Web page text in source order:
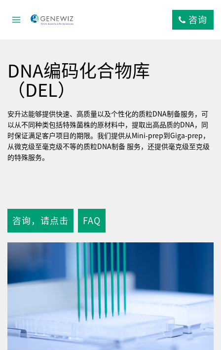
咨询
DNA编码化合物库
（DEL）
安升达能够提供快速、高质量以及个性化的质粒DNA制备服务，可
以从不同种类包括特殊菌株的原材料中，提取出高品质的DNA，同
时保证满足客户项目的期限。我们提供从Mini-prep到Giga-prep，
从微克级至毫克级不等的质粒DNA制备 服务，还提供毫克级至克级
的特殊服务。
咨询，请点击 FAQ